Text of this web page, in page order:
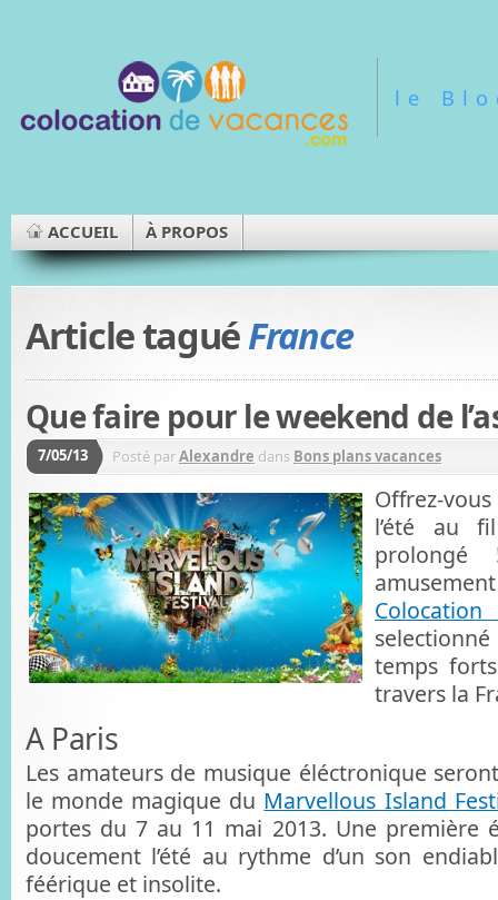
le
ACCUEIL À PROPOS
Article taguéFrance
Que faire pour le weekend de
7/05/13 Posté parAlexandre dans Bons plans vacances
Offrez-
l’été au
prolongé
temps
travers la
A Paris
Les amateurs de musique éléctronique
le monde magique du Marvellous Island
portes du 7 au 11 mai 2013. Une première
doucement l’été au rythme d’un son
féérique et insolite.